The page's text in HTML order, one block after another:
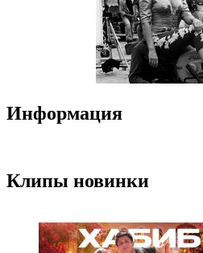
Информация
Клипы новинки